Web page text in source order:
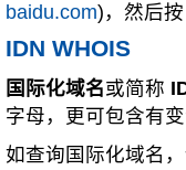
baidu.com)，然后按
IDN WHOIS
国际化域名或简称
字母，更可包含有
如查询国际化域名